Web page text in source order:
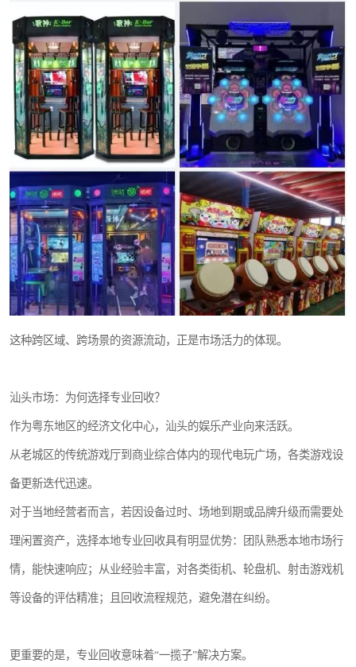
这种跨区域、跨场景的资源流动，正是市场活力的体现。
汕头市场：为何选择专业回收？
作为粤东地区的经济文化中心，汕头的娱乐产业向来活跃。
从老城区的传统游戏厅到商业综合体内的现代电玩广场，各类游戏设
备更新迭代迅速。
对于当地经营者而言，若因设备过时、场地到期或品牌升级而需要处
理闲置资产，选择本地专业回收具有明显优势：团队熟悉本地市场行
情，能快速响应；从业经验丰富，对各类街机、轮盘机、射击游戏机
等设备的评估精准；且回收流程规范，避免潜在纠纷。
更重要的是，专业回收意味着“一揽子”解决方案。